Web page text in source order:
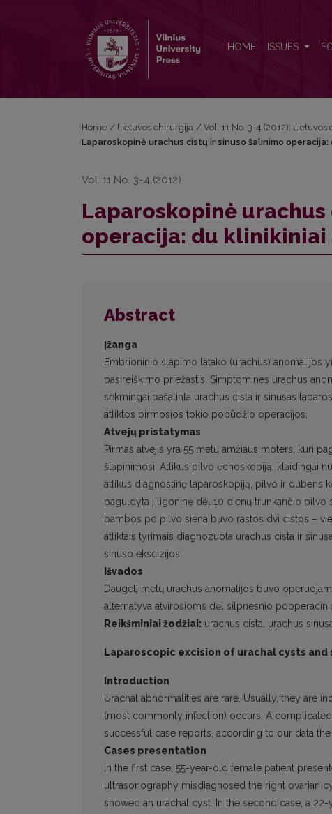
HOME ISSUES
Home / Lietuvos chirurgija / Vol. 11 No. 3-4 (2012):
Laparoskopinė urachus cistų ir sinuso šalinimo
Vol. 11 No. 3-4 (2012)
Laparoskopinė
operacija: du
Abstract
Įžanga
Embrioninio šlapimo latako (urachus) anomalijos
pasireiškimo priežastis. Simptomines urachus
sėkmingai pašalinta urachus cista ir sinusas
atliktos pirmosios tokio pobūdžio operacijos.
Atvejų pristatymas
Pirmas atvejis yra 55 metų amžiaus moters, kuri
šlapinimosi. Atlikus pilvo echoskopiją, klaidingai
atlikus diagnostinę laparoskopiją, pilvo ir dubens
paguldyta į ligoninę dėl 10 dienų trunkančio
bambos po pilvo siena buvo rastos dvi cistos –
atliktais tyrimais diagnozuota urachus cista ir
sinuso ekscizijos.
Išvados
Daugelį metų urachus anomalijos buvo
alternatyva atvirosioms dėl silpnesnio
Reikšminiai žodžiai: urachus cista, urachus
Laparoscopic excision of urachal cysts
Introduction
Urachal abnormalities are rare. Usually, they are
(most commonly infection) occurs. A
successful case reports, according to our data
Cases presentation
In the first case, 55-year-old female patient
ultrasonography misdiagnosed the right ovarian
showed an urachal cyst. In the second case, a